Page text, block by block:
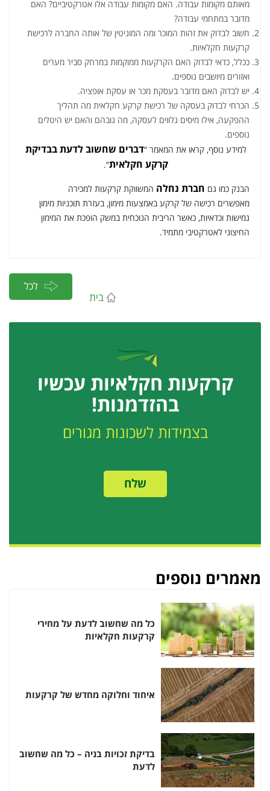
מאותם מקומות עבודה. האם מקומות עבודה אלו אטרקטיביים? האם
מדובר במתחמי עבודה?
חשוב לבדוק את זהות המוכר ומה המוניטין של אותה החברה לרכישת
קרקעות חקלאיות.
ככלל, כדאי לבדוק האם הקרקעות ממוקמות במרחק סביר מערים
ואזורים מיושבים נוספים.
יש לבדוק האם מדובר בעסקת מכר או עסקת אופציה.
הכרחי לבדוק בעסקה של רכישת קרקע חקלאית מה תהליך
ההפקעה, אילו מיסים נלווים לעסקה, מה גובהם והאם יש היטלים
נוספים.
למידע נוסף, קראו את המאמר “דברים שחשוב לדעת בבדיקת
קרקע חקלאית“.
הבנק כמו גם חברת נחלה המשווקת קרקעות למכירה
מאפשרים רכישה של קרקע באמצעות מימון, בעזרת תוכניות מימון
גמישות וכדאיות, כאשר הריבית הנוכחית במשק הופכת את המימון
החיצוני לאטרקטיבי מתמיד.
בית
לכל
קרקעות חקלאיות עכשיו
בהזדמנות!
בצמידות לשכונות מגורים
שלח
מאמרים נוספים
כל מה שחשוב לדעת על מחירי
קרקעות חקלאיות
איחוד וחלוקה מחדש של קרקעות
בדיקת זכויות בניה – כל מה שחשוב
לדעת